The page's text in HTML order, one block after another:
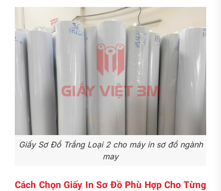
Giấy Sơ Đồ Trắng Loại 2 cho máy in sơ đồ ngành
may
Cách Chọn Giấy In Sơ Đồ Phù Hợp Cho Từng